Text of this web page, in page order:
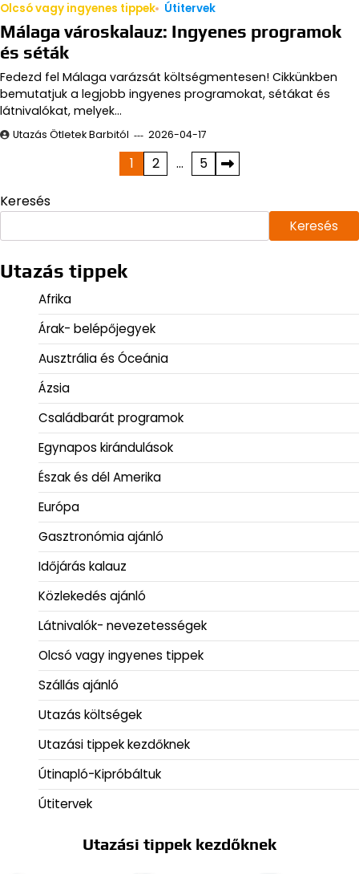
Olcsó vagy ingyenes tippek Útitervek
Málaga városkalauz: Ingyenes programok
és séták
Fedezd fel Málaga varázsát költségmentesen! Cikkünkben
bemutatjuk a legjobb ingyenes programokat, sétákat és
látnivalókat, melyek…
Utazás Ötletek Barbitól 2026-04-17
lapozása
1 2 … 5
Keresés
Keresés
Utazás tippek
Afrika
Árak- belépőjegyek
Ausztrália és Óceánia
Ázsia
Családbarát programok
Egynapos kirándulások
Észak és dél Amerika
Európa
Gasztronómia ajánló
Időjárás kalauz
Közlekedés ajánló
Látnivalók- nevezetességek
Olcsó vagy ingyenes tippek
Szállás ajánló
Utazás költségek
Utazási tippek kezdőknek
Útinapló-Kipróbáltuk
Útitervek
Utazási tippek kezdőknek